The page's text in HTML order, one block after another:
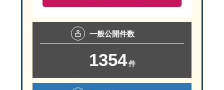
一般公開件数
1354 件